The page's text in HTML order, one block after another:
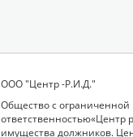
ООО "Центр -Р.И.Д."
Общество с ограниченной
ответственностью«Центр
имущества должников.